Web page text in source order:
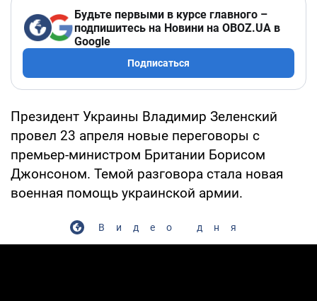
Будьте первыми в курсе главного –
подпишитесь на Новини на OBOZ.UA в
Google
Подписаться
Президент Украины Владимир Зеленский
провел 23 апреля новые переговоры с
премьер-министром Британии Борисом
Джонсоном. Темой разговора стала новая
военная помощь украинской армии.
Видео дня